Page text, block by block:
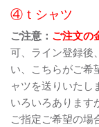
④ｔシャツ
ご注意： ご注文の
可、ライン登録後
い、こちらがご希
ャツを送りいた
いろいろあります
ご指定ご希望の場